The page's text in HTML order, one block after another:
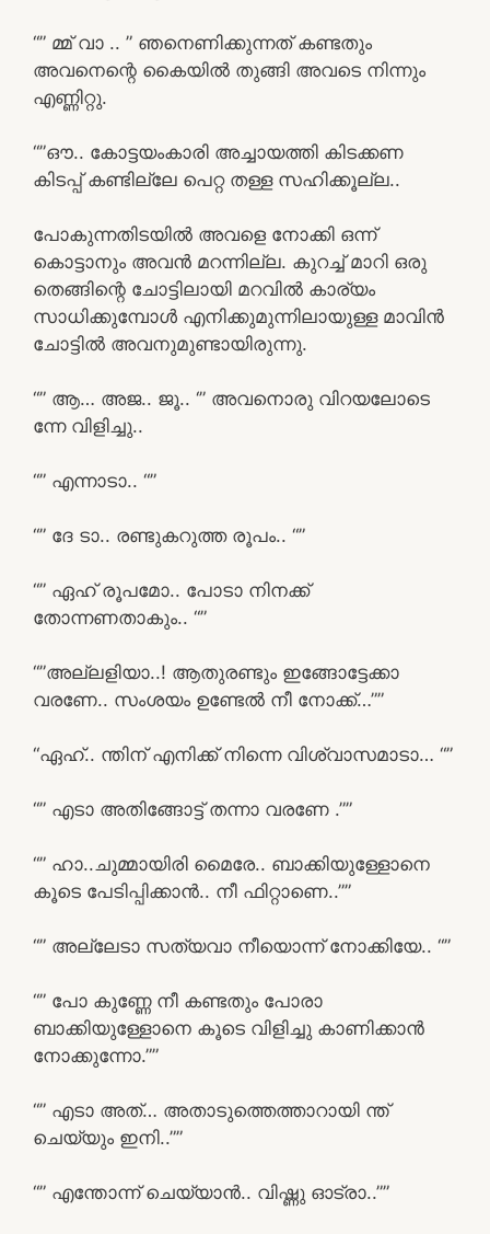
“” മ്മ് വാ .. ” ഞനെണിക്കുന്നത് കണ്ടതും
അവനെന്റെ കൈയിൽ തുങ്ങി അവടെ നിന്നും
എണ്ണിറ്റു.
“”ഔ.. കോട്ടയംകാരി അച്ചായത്തി കിടക്കണ
കിടപ്പ് കണ്ടില്ലേ പെറ്റ തള്ള സഹിക്കൂല്ല..
പോകുന്നതിടയിൽ അവളെ നോക്കി ഒന്ന്
കൊട്ടാനും അവൻ മറന്നില്ല. കുറച്ച് മാറി ഒരു
തെങ്ങിന്റെ ചോട്ടിലായി മറവിൽ കാര്യം
സാധിക്കുമ്പോൾ എനിക്കുമുന്നിലായുള്ള മാവിൻ
ചോട്ടിൽ അവനുമുണ്ടായിരുന്നു.
“” ആ… അജ.. ജൂ.. ‘” അവനൊരു വിറയലോടെ
ന്നേ വിളിച്ചു..
“” എന്നാടാ.. “”
“” ദേ ടാ.. രണ്ടുകറുത്ത രൂപം.. “”
“” ഏഹ് രൂപമോ.. പോടാ നിനക്ക്
തോന്നണതാകും.. “”
“”അല്ലളിയാ..! ആതുരണ്ടും ഇങ്ങോട്ടേക്കാ
വരണേ.. സംശയം ഉണ്ടേൽ നീ നോക്ക്…””
“ഏഹ്.. ന്തിന് എനിക്ക് നിന്നെ വിശ്വാസമാടാ… “”
“” എടാ അതിങ്ങോട്ട് തന്നാ വരണേ .””
“” ഹാ..ചുമ്മായിരി മൈരേ.. ബാക്കിയുള്ളോനെ
കൂടെ പേടിപ്പിക്കാൻ.. നീ ഫിറ്റാണെ..””
“” അല്ലേടാ സത്യവാ നീയൊന്ന് നോക്കിയേ.. “”
“” പോ കുണ്ണേ നീ കണ്ടതും പോരാ
ബാക്കിയുള്ളോനെ കൂടെ വിളിച്ചു കാണിക്കാൻ
നോക്കുന്നോ.””
“” എടാ അത്… അതാടുത്തെത്താറായി ന്ത്‌
ചെയ്യും ഇനി..””
“” എന്തോന്ന് ചെയ്യാൻ.. വിഷ്ണു ഓട്രാ..””